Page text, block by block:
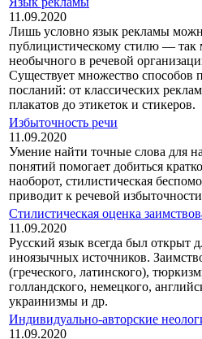
11.09.2020
Лишь условно язык рекламы
публицистическому стилю — так
необычного в речевой
Существует множество способов
посланий: от классических
плакатов до этикеток и стике­ров.
Избыточность речи
11.09.2020
Умение найти точные слова для
понятий помогает добиться
наоборот, стилистиче­ская
приводит к речевой
Стилистическая оценка
11.09.2020
Русский язык всегда был открыт
иноязыч­ных источников.
(греческого, латин­ского),
голландского, немецкого,
украинизмы и др.
Индивидуально-авторские
11.09.2020